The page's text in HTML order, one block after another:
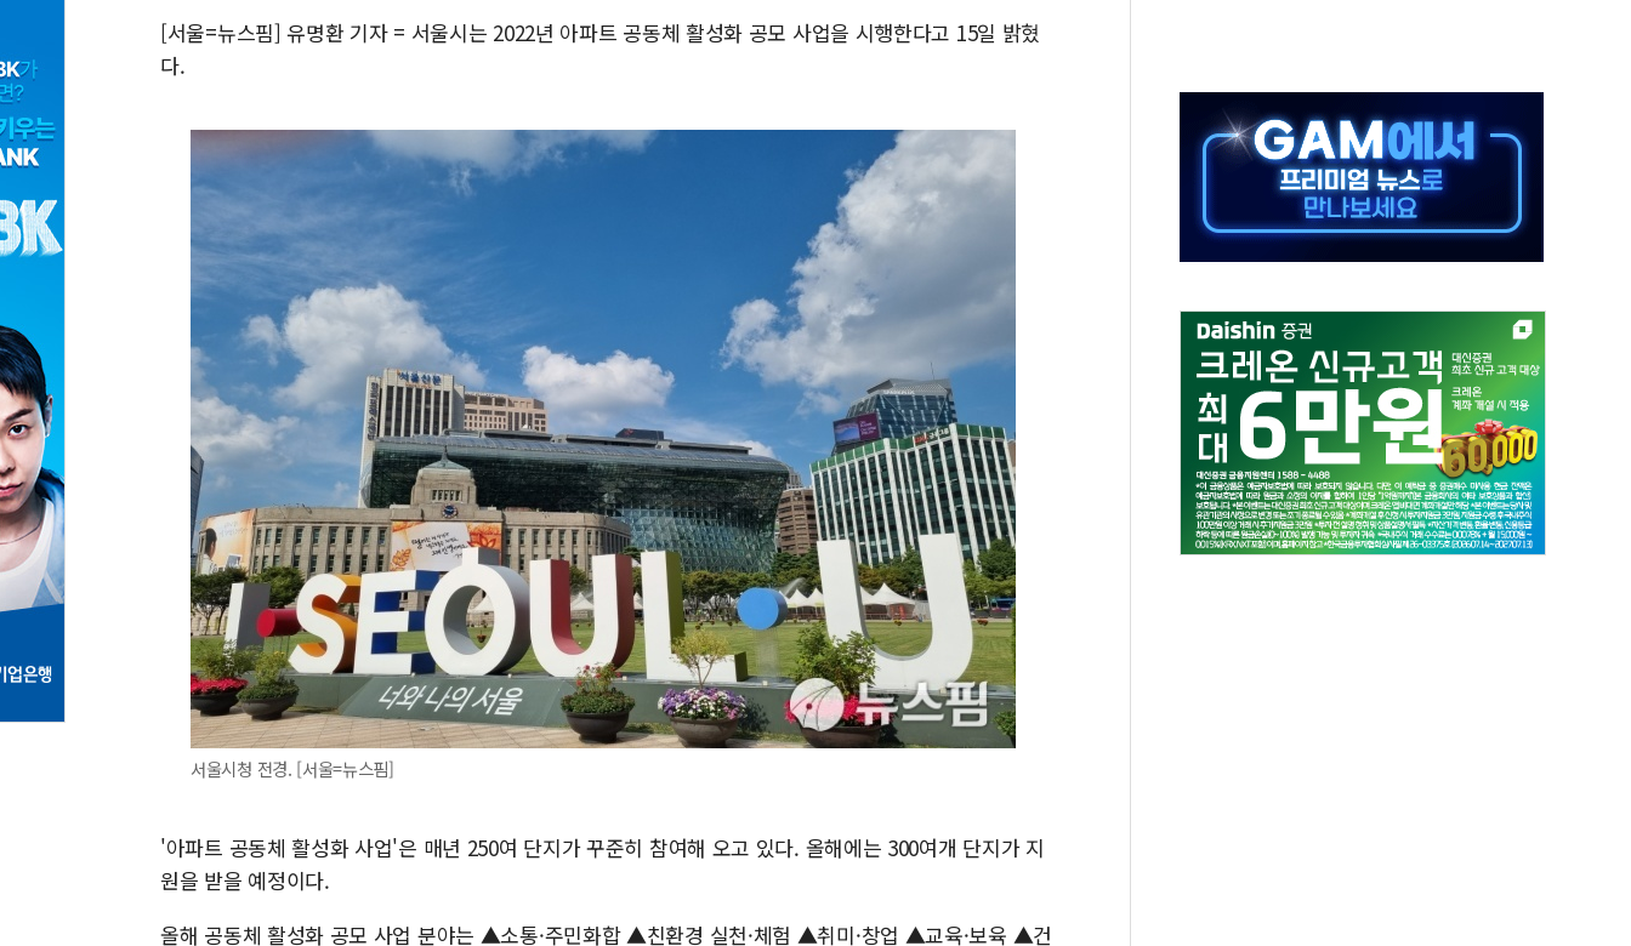
[3보] 북, 원산서 동해로 단거리 탄도미사일 1발 발사… 올해 10번째·42일 만 도발
주한미군 "오산기지 누출, 백린 아닌 무해한 표면 부식 물질"
구미 폐염산처리업체서 불 2시간30여분만에 진화...외국인 노동자 숨져
해군과 함께하는 '불금전파, 송정' 시즌2
[서울=뉴스핌] 유명환 기자 = 서울시는 2022년 아파트 공동체 활성화 공모 사업을 시행한다고 15일 밝혔
다.
서울시청 전경. [서울=뉴스핌]
'아파트 공동체 활성화 사업'은 매년 250여 단지가 꾸준히 참여해 오고 있다. 올해에는 300여개 단지가 지
원을 받을 예정이다.
올해 공동체 활성화 공모 사업 분야는 ▲소통·주민화합 ▲친환경 실천·체험 ▲취미·창업 ▲교육·보육 ▲건